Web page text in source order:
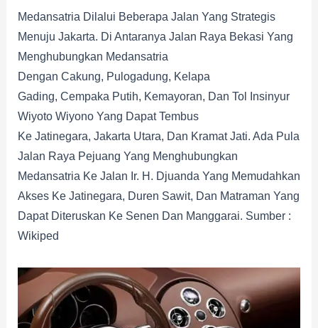
Medansatria Dilalui Beberapa Jalan Yang Strategis
Menuju Jakarta. Di Antaranya Jalan Raya Bekasi Yang
Menghubungkan Medansatria
Dengan Cakung, Pulogadung, Kelapa
Gading, Cempaka Putih, Kemayoran, Dan Tol Insinyur
Wiyoto Wiyono Yang Dapat Tembus
Ke Jatinegara, Jakarta Utara, Dan Kramat Jati. Ada Pula
Jalan Raya Pejuang Yang Menghubungkan
Medansatria Ke Jalan Ir. H. Djuanda Yang Memudahkan
Akses Ke Jatinegara, Duren Sawit, Dan Matraman Yang
Dapat Diteruskan Ke Senen Dan Manggarai. Sumber :
Wikiped